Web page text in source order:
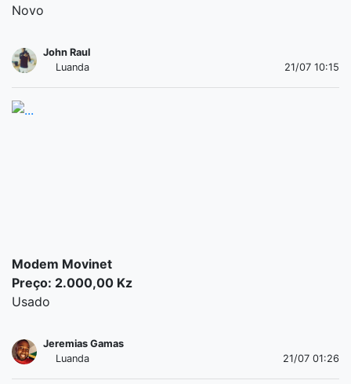
Novo
John Raul
Luanda
21/07 10:15
Modem Movinet
Preço: 2.000,00 Kz
Usado
Jeremias Gamas
Luanda
21/07 01:26